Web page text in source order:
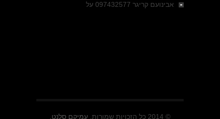
אבינועם קריגר 097432577 על
© 2014 כל הזכויות שמורות. עמיקם סלנט.